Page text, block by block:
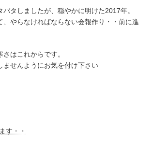
タしましたが、穏やかに明けた2017年。
、やらなければならない会報作り・・前に進
はこれからです。
ませんようにお気を付け下さい
す・・